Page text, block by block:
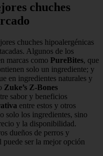
chuches
chuches hipoalergénicas
Algunos de los
marcas como PureBites, que
solo un ingrediente; y
en ingredientes naturales y
Zuke’s Z-Bones
sabor y beneficios
entre estos y otros
solo los ingredientes, sino
y la disponibilidad.
dueños de perros y
ser la mejor opción